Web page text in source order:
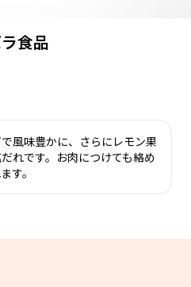
食品
風味豊かに、さらにレモン果
れです。お肉につけても絡め
す。